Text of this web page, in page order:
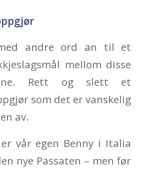
andre ord an til et
mellom disse
Rett og slett et
som det er vanskelig
av.
vår egen Benny i Italia
nye Passaten – men før